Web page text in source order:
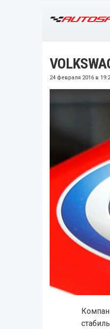
24 февраля 2016 в